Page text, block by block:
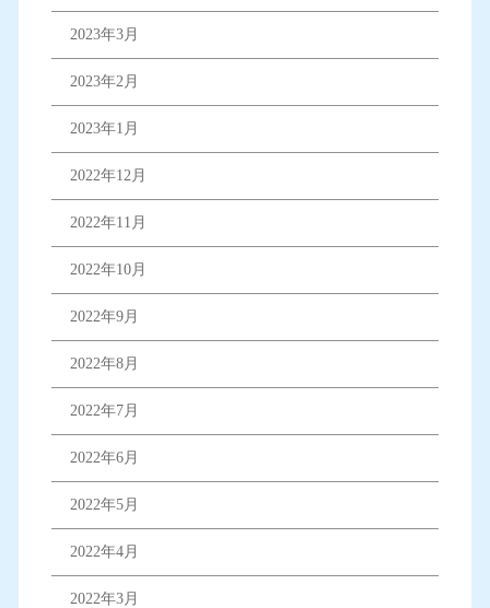
2023年3月
2023年2月
2023年1月
2022年12月
2022年11月
2022年10月
2022年9月
2022年8月
2022年7月
2022年6月
2022年5月
2022年4月
2022年3月